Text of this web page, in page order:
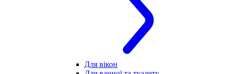
Для вікон